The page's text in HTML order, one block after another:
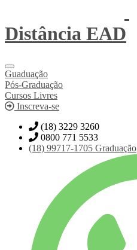
Distância EAD
Guaduação
Pós-Graduação
Cursos Livres
Inscreva-se
(18) 3229 3260
0800 771 5533
(18) 99717-1705 Graduação